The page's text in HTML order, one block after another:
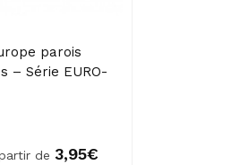
parois
– Série EURO-
de 3,95€